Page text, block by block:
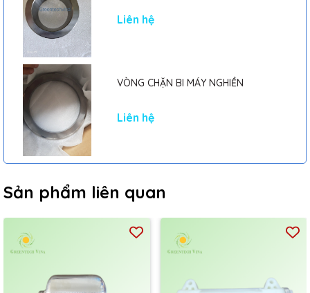
Liên hệ
VÒNG CHẶN BI MÁY NGHIỀN
Liên hệ
Sản phẩm liên quan